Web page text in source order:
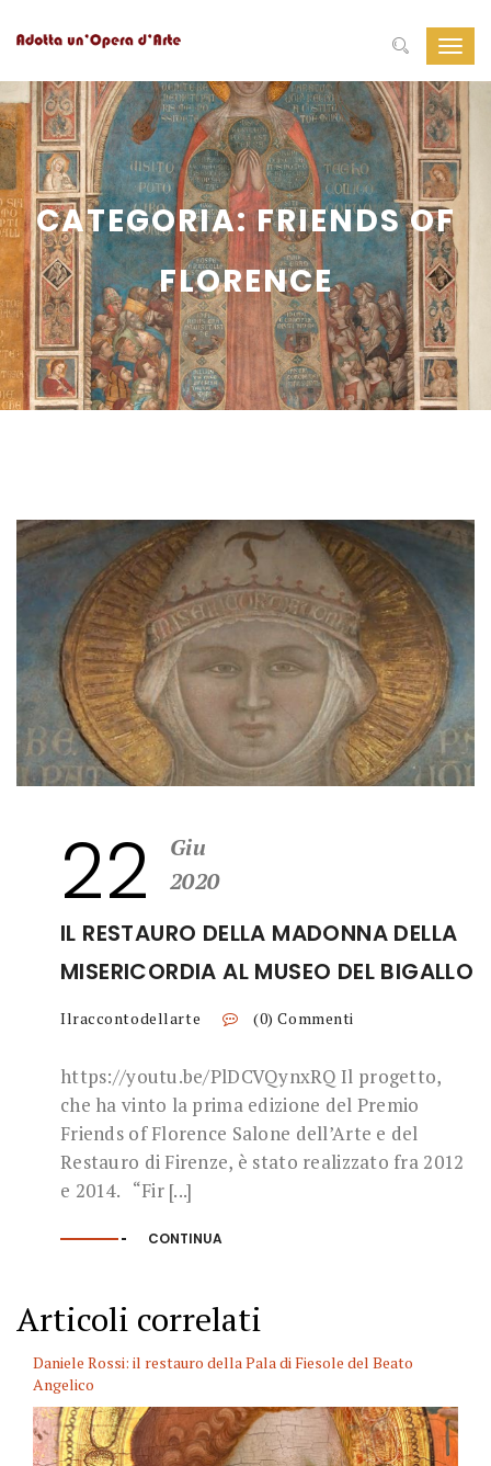
CATEGORIA:FRIENDS OF
FLORENCE
22
Giu
2020
IL RESTAURO DELLA MADONNA DELLA
MISERICORDIA AL MUSEO DEL BIGALLO
Ilraccontodellarte (0) Commenti
https://youtu.be/PlDCVQynxRQ Il progetto,
che ha vinto la prima edizione del Premio
Friends of Florence Salone dell’Arte e del
Restauro di Firenze, è stato realizzato fra 2012
e 2014. “Fir [...]
CONTINUA
Articoli correlati
Daniele Rossi: il restauro della Pala di Fiesole del Beato
Angelico